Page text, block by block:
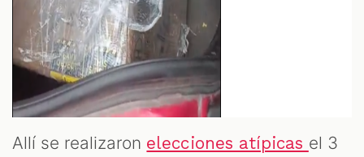
Allí se realizaron elecciones atípicas el 3